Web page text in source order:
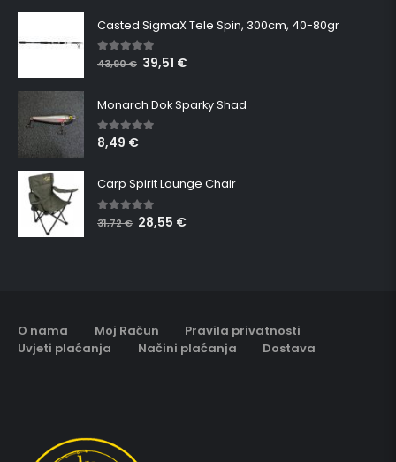
Casted SigmaX Tele Spin, 300cm, 40-80gr
5.00out of 5
43,90€ 39,51 €
Monarch Dok Sparky Shad
5.00 out of 5
8,49 €
Carp Spirit Lounge Chair
5.00 out of 5
31,72€ 28,55 €
O nama Moj Račun
Pravila privatnosti
Uvjeti plaćanja
Načini plaćanja Dostava